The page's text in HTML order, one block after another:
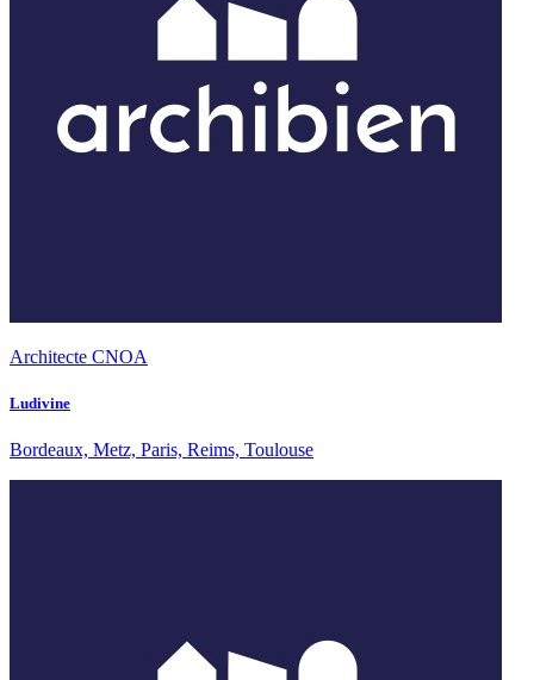
Architecte CNOA
Ludivine
Bordeaux, Metz, Paris, Reims, Toulouse